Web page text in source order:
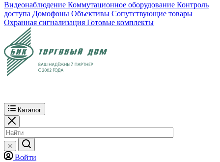
Видеонаблюдение Коммутационное оборудование Контроль
доступа Домофоны Объективы Сопутствующие товары
Охранная сигнализация Готовые комплекты
Каталог
Войти